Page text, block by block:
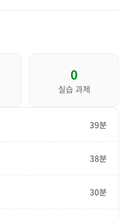
0
실습 과제
39분
38분
30분